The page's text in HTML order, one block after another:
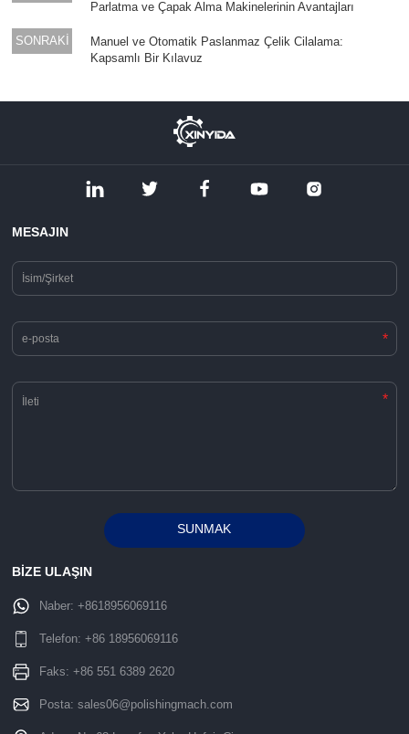
Parlatma ve Çapak Alma Makinelerinin Avantajları
SONRAKİ
Manuel ve Otomatik Paslanmaz Çelik Cilalama:
Kapsamlı Bir Kılavuz
MESAJIN
*
*
SUNMAK
BİZE ULAŞIN
Naber:+8618956069116
Telefon:+86 18956069116
Faks: +86 551 6389 2620
Posta:sales06@polishingmach.com